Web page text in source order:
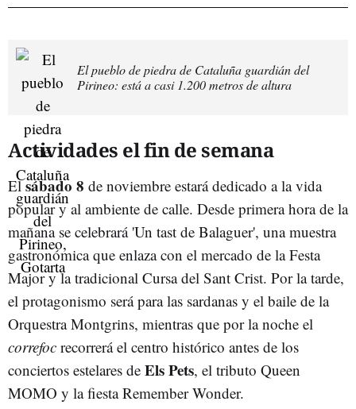
El pueblo de piedra de Cataluña guardián del
Pirineo: está a casi 1.200 metros de altura
Actividades el fin de semana
Elsábado 8 de noviembre estará dedicado a la vida
popular y al ambiente de calle. Desde primera hora de la
mañana se celebrará 'Un tast de Balaguer', una muestra
gastronómica que enlaza con el mercado de la Festa
Major y la tradicional Cursa del Sant Crist. Por la tarde,
el protagonismo será para las sardanas y el baile de la
Orquestra Montgrins, mientras que por la noche el
correfoc recorrerá el centro histórico antes de los
conciertos estelares de Els Pets, el tributo Queen
MOMO y la fiesta Remember Wonder.